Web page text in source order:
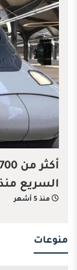
السريع
منذ 5 أشهر
منوعات